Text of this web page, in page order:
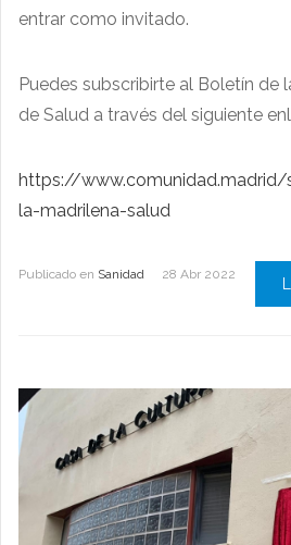
entrar como invitado.
Puedes subscribirte al Boletín de
de Salud a través del siguiente
https://
la-madrilena-salud
Publicado en Sanidad 28 Abr 2022